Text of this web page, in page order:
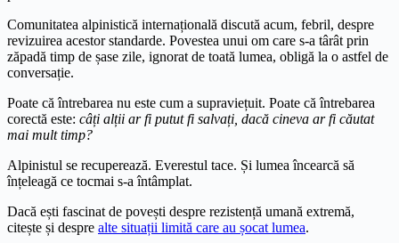
Comunitatea alpinistică internațională discută acum, febril, despre
revizuirea acestor standarde. Povestea unui om care s-a târât prin
zăpadă timp de șase zile, ignorat de toată lumea, obligă la o astfel de
conversație.
Poate că întrebarea nu este cum a supraviețuit. Poate că întrebarea
corectă este: câți alții ar fi putut fi salvați, dacă cineva ar fi căutat
mai mult timp?
Alpinistul se recuperează. Everestul tace. Și lumea încearcă să
înțeleagă ce tocmai s-a întâmplat.
Dacă ești fascinat de povești despre rezistență umană extremă,
citește și despre alte situații limită care au șocat lumea.